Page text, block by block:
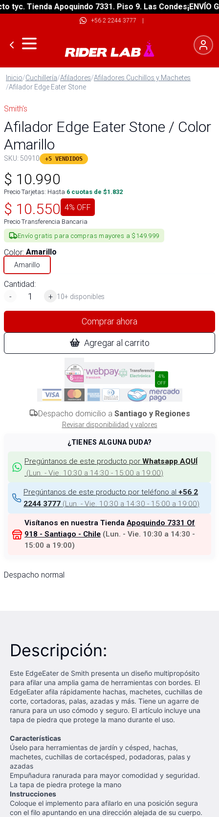
tyc. Tienda Apoquindo 7331. Piso 9. Las Condes¡ENVÍO
+56 2 2244 3777 |
Inicio/Cuchillería/Afiladores/Afiladores Cuchillos y Machetes
/Afilador Edge Eater Stone
Smith's
Afilador Edge Eater Stone / Color
Amarillo
SKU: 50910 +5 VENDIDOS
$ 10.990
Precio Tarjetas: Hasta 6 cuotas de $1.832
$ 10.550 4% OFF
Precio Transferencia Bancaria
Envío gratis para compras mayores a $149.999
Color: Amarillo
Amarillo
Cantidad:
-
+ 10+ disponibles
Comprar ahora
Agregar al carrito
4%
OFF
Despacho domicilio a Santiago y Regiones
Revisar disponibilidad y valores
¿TIENES ALGUNA DUDA?
Pregúntanos de este producto por Whatsapp AQUÍ
(Lun. - Vie. 10:30 a 14:30 - 15:00 a 19:00)
Pregúntanos de este producto por teléfono al +56 2
2244 3777 (Lun. - Vie. 10:30 a 14:30 - 15:00 a 19:00)
Visítanos en nuestra Tienda Apoquindo 7331 Of
918 - Santiago - Chile (Lun. - Vie. 10:30 a 14:30 -
15:00 a 19:00)
Despacho normal
Descripción:
Este EdgeEater de Smith presenta un diseño multipropósito
para afilar una amplia gama de herramientas con bordes. El
EdgeEater afila rápidamente hachas, machetes, cuchillas de
corte, cortadoras, palas, azadas y más. Tiene un agarre de
ranura para un uso cómodo y seguro. El artículo incluye una
tapa de piedra que protege la mano durante el uso.
Características
Úselo para herramientas de jardín y césped, hachas,
machetes, cuchillas de cortacésped, podadoras, palas y
azadas
Empuñadura ranurada para mayor comodidad y seguridad.
La tapa de piedra protege la mano
Instrucciones
Coloque el implemento para afilarlo en una posición segura
con el filo apuntando en una dirección alejada de su cuerpo.